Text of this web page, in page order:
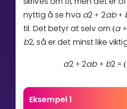
Bestill
Inviter en
Velg læreplan
nyttig å se hva a2 + 2ab +
til. Det betyr at selv om(a +
b2, så er det minst like
a2 + 2ab + b2 = (
Eksempel 1